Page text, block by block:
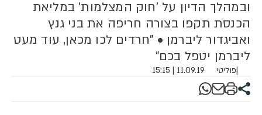
ובמהלך הדיון על 'חוק המצלמות' במליאת
הכנסת תקפו בצורה חריפה את בני גנץ
ואביגדור ליברמן • "חרדים לכו מכאן, עוד מעט
ליברמן יטפל בכם"
|פוליטי 11.09.19 | 15:15